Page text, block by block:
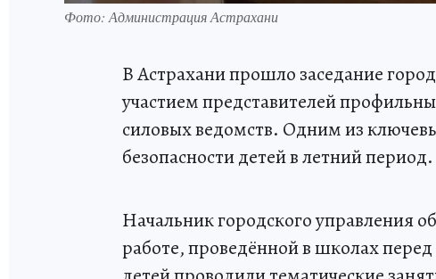
Фото: Администрация Астрахани
В Астрахани прошло заседание
участием представителей
силовых ведомств. Одним из
безопасности детей в летний период.
Начальник городского управления
работе, проведённой в школах